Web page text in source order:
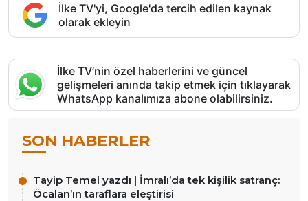
İlke TV'yi, Google'da tercih edilen kaynak
olarak ekleyin
İlke TV’nin özel haberlerini ve güncel
gelişmeleri anında takip etmek için tıklayarak
WhatsApp kanalımıza abone olabilirsiniz.
SON HABERLER
Tayip Temel yazdı | İmralı’da tek kişilik satranç:
Öcalan’ın taraflara eleştirisi